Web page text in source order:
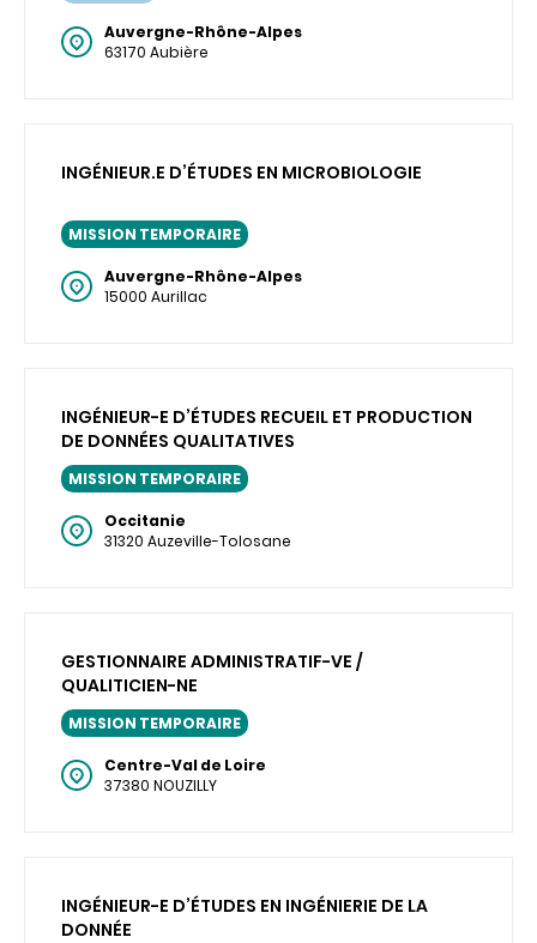
Auvergne-Rhône-Alpes
63170 Aubière
INGÉNIEUR.E D’ÉTUDES EN MICROBIOLOGIE
MISSION TEMPORAIRE
Auvergne-Rhône-Alpes
15000 Aurillac
INGÉNIEUR-E D’ÉTUDES RECUEIL ET PRODUCTION
DE DONNÉES QUALITATIVES
MISSION TEMPORAIRE
Occitanie
31320 Auzeville-Tolosane
GESTIONNAIRE ADMINISTRATIF-VE /
QUALITICIEN-NE
MISSION TEMPORAIRE
Centre-Val de Loire
37380 NOUZILLY
INGÉNIEUR-E D’ÉTUDES EN INGÉNIERIE DE LA
DONNÉE